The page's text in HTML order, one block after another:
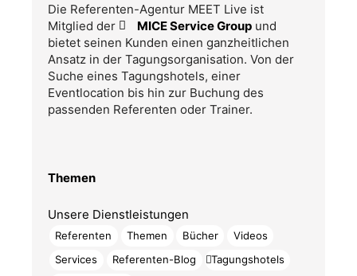
Die Referenten-Agentur MEET Live ist
Mitglied der
MICE Service Groupund
bietet seinen Kunden einen ganzheitlichen
Ansatz in der Tagungsorganisation. Von der
Suche eines Tagungshotels, einer
Eventlocation bis hin zur Buchung des
passenden Referenten oder Trainer.
Themen
Unsere Dienstleistungen
Referenten Themen Bücher
Videos
Services
Referenten-Blog
Tagungshotels